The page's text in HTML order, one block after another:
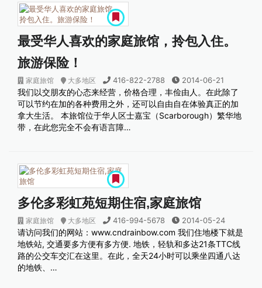
最受华人喜欢的家庭旅馆，拎包入住。
旅游保险！
家庭旅馆 大多地区 416-822-2788 2014-06-21
我们以交朋友的心态来经营，价格合理，丰俭由人。在此除了
可以节约在加的各种费用之外，还可以自由自在体验真正的加
拿大生活。 本旅馆位于华人区士嘉宝（Scarborough）繁华地
带，在此您完全不会有语言障…
多伦多彩虹苑短期住宿,家庭旅馆
家庭旅馆 大多地区 416-994-5678 2014-05-24
请访问我们的网站：www.cndrainbow.com 我们住地楼下就是
地铁站, 交通要多方便有多方便. 地铁，轻轨和多达21条TTC线
路的公交车交汇在这里。在此，全天24小时可以乘坐四通八达
的地铁、…